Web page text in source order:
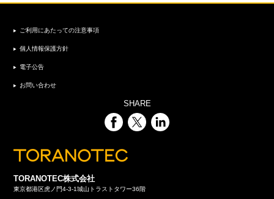
ご利用にあたっての注意事項
個人情報保護方針
電子公告
お問い合わせ
SHARE
TORANOTEC株式会社
東京都港区虎ノ門4-3-1城山トラストタワー36階